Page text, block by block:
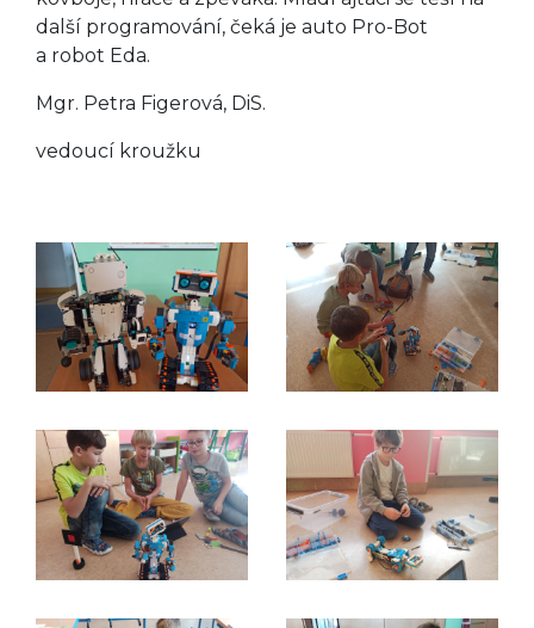
další programování, čeká je auto Pro-Bot
a robot Eda.
Mgr. Petra Figerová, DiS.
vedoucí kroužku